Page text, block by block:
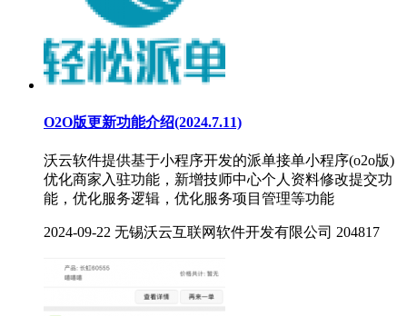
O2O版更新功能介绍(2024.7.11)
沃云软件提供基于小程序开发的派单接单小程序(o2o版)
优化商家入驻功能，新增技师中心个人资料修改提交功
能，优化服务逻辑，优化服务项目管理等功能
2024-09-22 无锡沃云互联网软件开发有限公司 204817